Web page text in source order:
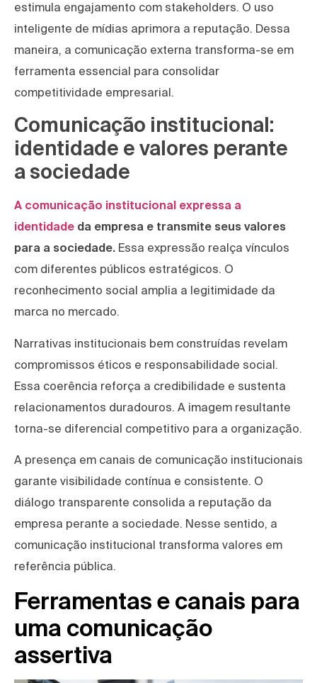
estimula engajamento com stakeholders. O uso
inteligente de mídias aprimora a reputação. Dessa
maneira, a comunicação externa transforma-se em
ferramenta essencial para consolidar
competitividade empresarial.
Comunicação institucional:
identidade e valores perante
a sociedade
A comunicação institucional expressa a
identidade da empresa e transmite seus valores
para a sociedade. Essa expressão realça vínculos
com diferentes públicos estratégicos. O
reconhecimento social amplia a legitimidade da
marca no mercado.
Narrativas institucionais bem construídas revelam
compromissos éticos e responsabilidade social.
Essa coerência reforça a credibilidade e sustenta
relacionamentos duradouros. A imagem resultante
torna-se diferencial competitivo para a organização.
A presença em canais de comunicação institucionais
garante visibilidade contínua e consistente. O
diálogo transparente consolida a reputação da
empresa perante a sociedade. Nesse sentido, a
comunicação institucional transforma valores em
referência pública.
Ferramentas e canais para
uma comunicação
assertiva